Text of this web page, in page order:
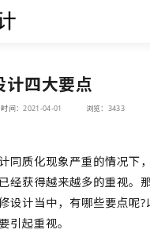
计四大要点
时间：2021-04-01 浏览：3433
同质化现象严重的情况下
经获得越来越多的重视。
设计当中，有哪些要点呢?
引起重视。